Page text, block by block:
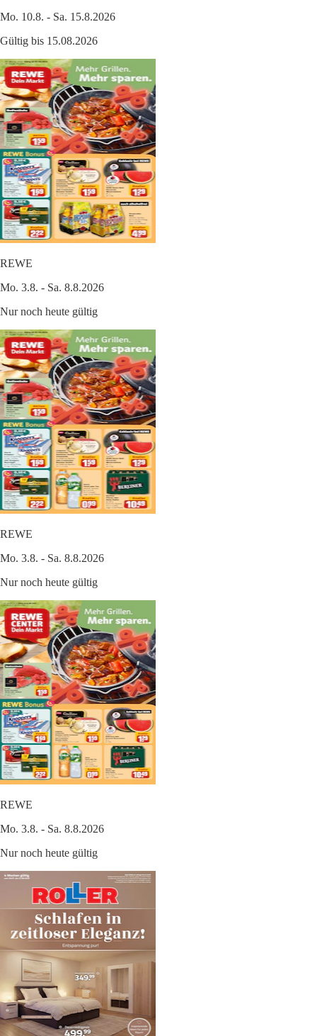
Mo. 10.8. - Sa. 15.8.2026
Gültig bis 15.08.2026
REWE
Mo. 3.8. - Sa. 8.8.2026
Nur noch heute gültig
REWE
Mo. 3.8. - Sa. 8.8.2026
Nur noch heute gültig
REWE
Mo. 3.8. - Sa. 8.8.2026
Nur noch heute gültig